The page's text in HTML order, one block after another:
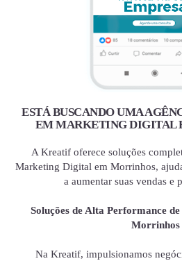
ESTÁ BUSCANDO UMA
EM MARKETING DIGITAL
A Kreatif oferece soluções
Marketing Digital em Morrinhos,
a aumentar suas vendas e
Soluções de Alta Performance
Morrinhos
Na Kreatif, impulsionamos